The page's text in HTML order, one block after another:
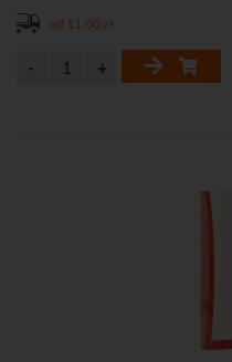
od 11,00 zł